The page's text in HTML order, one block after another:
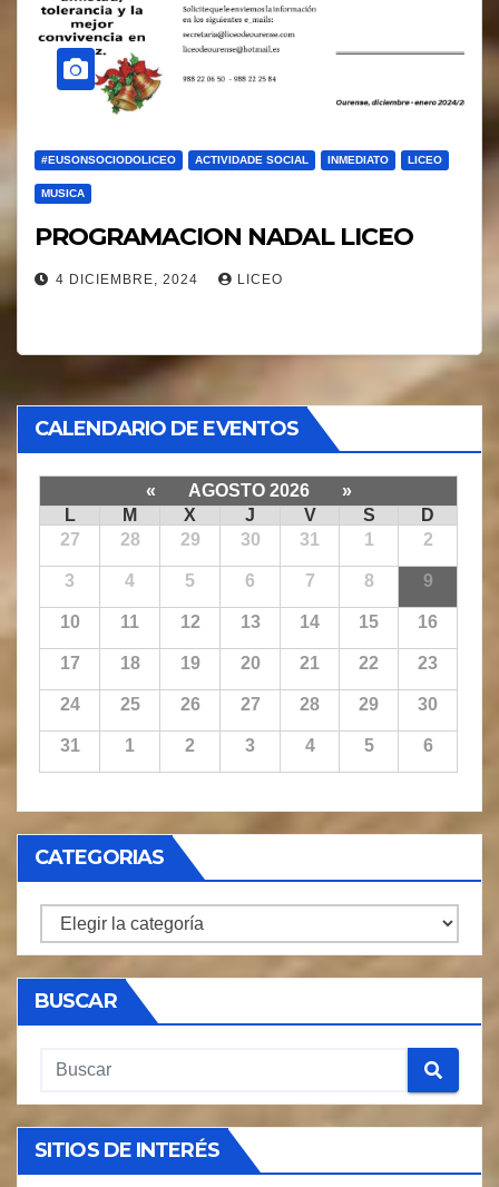
#EUSONSOCIODOLICEO ACTIVIDADE SOCIAL INMEDIATO LICEO
MUSICA
PROGRAMACION NADAL LICEO
4 DICIEMBRE, 2024 LICEO
CALENDARIO DE EVENTOS
« AGOSTO 2026
»
L
M X J V S
D
27
28 29 30 31 1 2
3 4 5 6 7 8 9
10 11 12 13 14 15 16
17 18 19 20 21 22 23
24 25 26 27 28 29 30
31 1 2 3 4 5 6
CATEGORIAS
CATEGORIAS
BUSCAR
SITIOS DE INTERÉS